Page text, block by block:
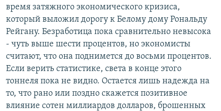
время затяжного экономического кризиса,
который выложил дорогу к Белому дому Рональду
Рейгану. Безработица пока сравнительно невысока
- чуть выше шести процентов, но экономисты
считают, что она поднимется до восьми процентов.
Если верить статистике, света в конце этого
тоннеля пока не видно. Остается лишь надежда на
то, что рано или поздно скажется позитивное
влияние сотен миллиардов долларов, брошенных